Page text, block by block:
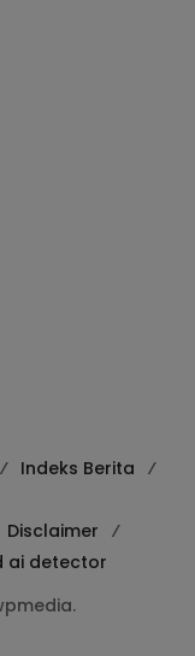
Indeks Berita
Disclaimer
ai detector